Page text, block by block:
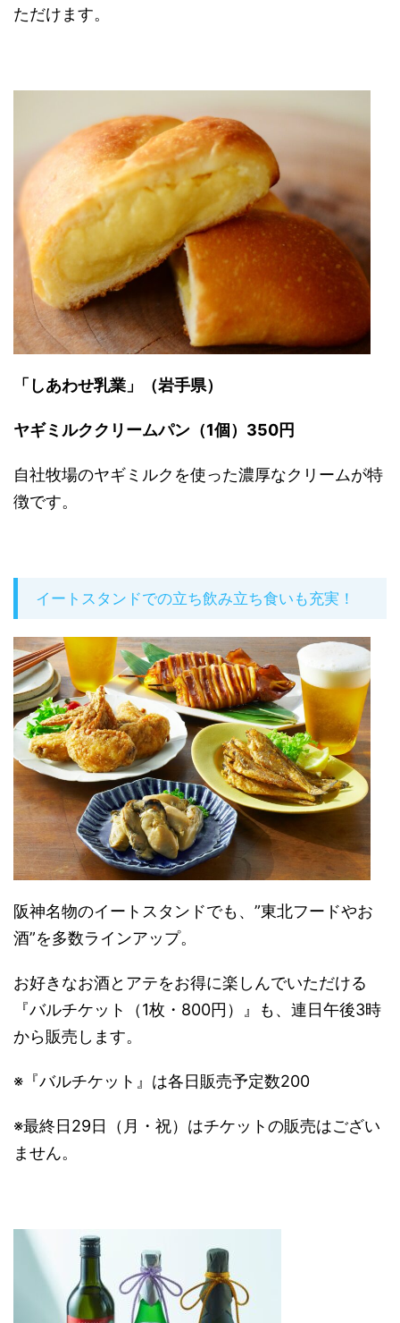
ただけます。
「しあわせ乳業」（岩手県）
ヤギミルククリームパン（1個）350円
自社牧場のヤギミルクを使った濃厚なクリームが特
徴です。
イートスタンドでの立ち飲み立ち食いも充実！
阪神名物のイートスタンドでも、”東北フードやお
酒”を多数ラインアップ。
お好きなお酒とアテをお得に楽しんでいただける
『バルチケット（1枚・800円）』も、連日午後3時
から販売します。
※『バルチケット』は各日販売予定数200
※最終日29日（月・祝）はチケットの販売はござい
ません。